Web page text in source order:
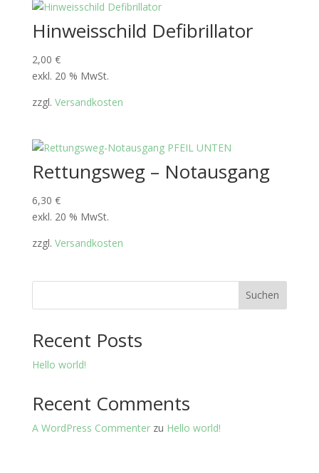
Hinweisschild Defibrillator
2,00 €
exkl. 20 % MwSt.
zzgl. Versandkosten
Rettungsweg – Notausgang
6,30 €
exkl. 20 % MwSt.
zzgl. Versandkosten
Suchen
Recent Posts
Hello world!
Recent Comments
A WordPress Commenterzu Hello world!